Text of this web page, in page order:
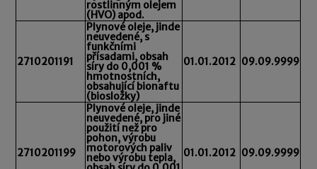
rostlinným olejem
(HVO) apod.
2710201191
Plynové oleje, jinde
neuvedené, s
funkčními
přísadami, obsah
síry do 0,001 %
hmotnostních,
obsahující bionaftu
(biosložky)
01.01.2012 09.09.9999
2710201199
Plynové oleje, jinde
neuvedené, pro jiné
použití než pro
pohon, výrobu
motorových paliv
nebo výrobu tepla, 01.01.2012 09.09.9999